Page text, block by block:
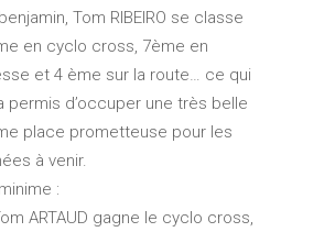
Tom RIBEIRO se classe
en cyclo cross, 7ème en
et 4 ème sur la route… ce qui
permis d’occuper une très belle
place prometteuse pour les
à venir.
:
ARTAUD gagne le cyclo cross,